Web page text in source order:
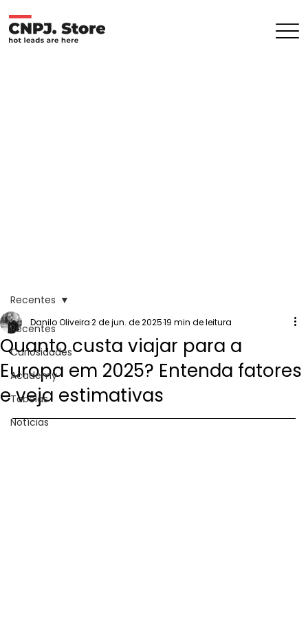
Recentes
Curiosidades
Academy
Tabelas
Notícias
Recentes
Quanto custa viajar para a
Europa em 2025? Entenda fatores
e veja estimativas
Danilo Oliveira2 de jun. de 202519 min de leitura